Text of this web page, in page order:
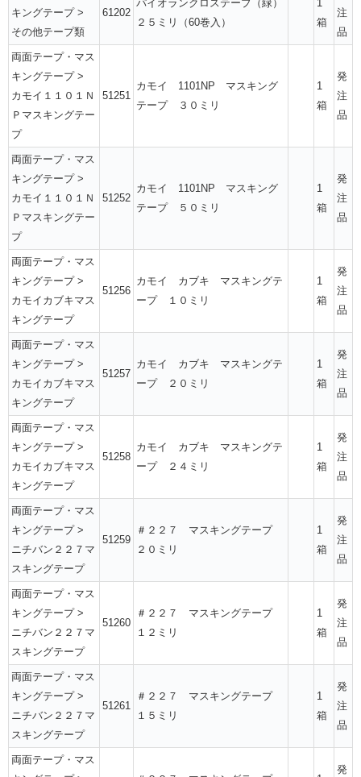
キングテープ >
その他テープ類
61202
パイオランクロステープ（緑）
２５ミリ（60巻入）
1
箱
注
品
両面テープ・マス
キングテープ >
カモイ１１０１Ｎ
Ｐマスキングテー
プ
51251
カモイ 1101NP マスキング
テープ ３０ミリ
1
箱
発
注
品
両面テープ・マス
キングテープ >
カモイ１１０１Ｎ
Ｐマスキングテー
プ
51252
カモイ 1101NP マスキング
テープ ５０ミリ
1
箱
発
注
品
両面テープ・マス
キングテープ >
カモイカブキマス
キングテープ
51256
カモイ カブキ マスキングテ
ープ １０ミリ
1
箱
発
注
品
両面テープ・マス
キングテープ >
カモイカブキマス
キングテープ
51257
カモイ カブキ マスキングテ
ープ ２０ミリ
1
箱
発
注
品
両面テープ・マス
キングテープ >
カモイカブキマス
キングテープ
51258
カモイ カブキ マスキングテ
ープ ２４ミリ
1
箱
発
注
品
両面テープ・マス
キングテープ >
ニチバン２２７マ
スキングテープ
51259
＃２２７ マスキングテープ
２０ミリ
1
箱
発
注
品
両面テープ・マス
キングテープ >
ニチバン２２７マ
スキングテープ
51260
＃２２７ マスキングテープ
１２ミリ
1
箱
発
注
品
両面テープ・マス
キングテープ >
ニチバン２２７マ
スキングテープ
51261
＃２２７ マスキングテープ
１５ミリ
1
箱
発
注
品
両面テープ・マス
発